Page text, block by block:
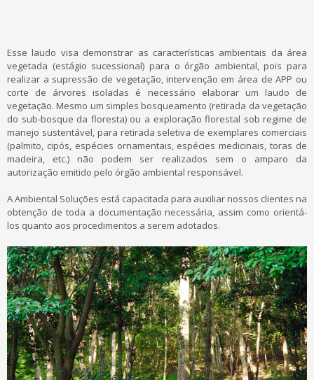
Esse laudo visa demonstrar as características ambientais da área
vegetada (estágio sucessional) para o órgão ambiental, pois para
realizar a supressão de vegetação, intervenção em área de APP ou
corte de árvores isoladas é necessário elaborar um laudo de
vegetação. Mesmo um simples bosqueamento (retirada da vegetação
do sub-bosque da floresta) ou a exploração florestal sob regime de
manejo sustentável, para retirada seletiva de exemplares comerciais
(palmito, cipós, espécies ornamentais, espécies medicinais, toras de
madeira, etc.) não podem ser realizados sem o amparo da
autorização emitido pelo órgão ambiental responsável.
A Ambiental Soluções está capacitada para auxiliar nossos clientes na
obtenção de toda a documentação necessária, assim como orientá-
los quanto aos procedimentos a serem adotados.